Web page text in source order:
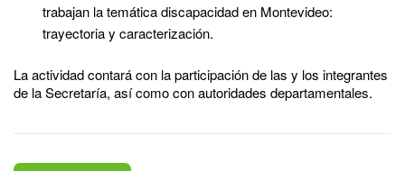
trabajan la temática discapacidad en Montevideo:
trayectoria y caracterización.
La actividad contará con la participación de las y los integrantes
de la Secretaría, así como con autoridades departamentales.